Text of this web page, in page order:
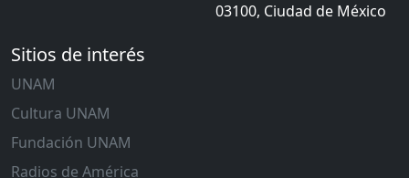
03100, Ciudad de México
Sitios de interés
UNAM
Cultura UNAM
Fundación UNAM
Radios de América